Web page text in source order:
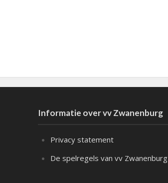
Informatie over vv Zwanenburg
Privacy statement
De spelregels van vv Zwanenburg